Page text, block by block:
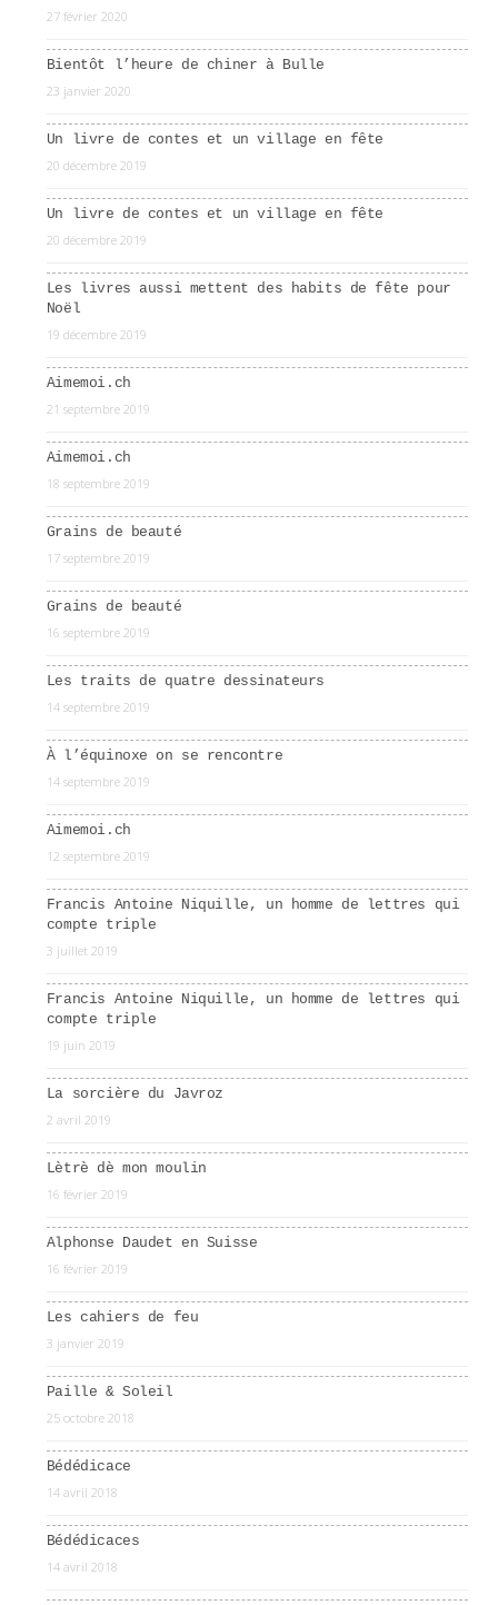
27 février 2020
Bientôt l’heure de chiner à Bulle
23 janvier 2020
Un livre de contes et un village en fête
20 décembre 2019
Un livre de contes et un village en fête
20 décembre 2019
Les livres aussi mettent des habits de fête pour
Noël
19 décembre 2019
Aimemoi.ch
21 septembre 2019
Aimemoi.ch
18 septembre 2019
Grains de beauté
17 septembre 2019
Grains de beauté
16 septembre 2019
Les traits de quatre dessinateurs
14 septembre 2019
À l’équinoxe on se rencontre
14 septembre 2019
Aimemoi.ch
12 septembre 2019
Francis Antoine Niquille, un homme de lettres qui
compte triple
3 juillet 2019
Francis Antoine Niquille, un homme de lettres qui
compte triple
19 juin 2019
La sorcière du Javroz
2 avril 2019
Lètrè dè mon moulin
16 février 2019
Alphonse Daudet en Suisse
16 février 2019
Les cahiers de feu
3 janvier 2019
Paille & Soleil
25 octobre 2018
Bédédicace
14 avril 2018
Bédédicaces
14 avril 2018